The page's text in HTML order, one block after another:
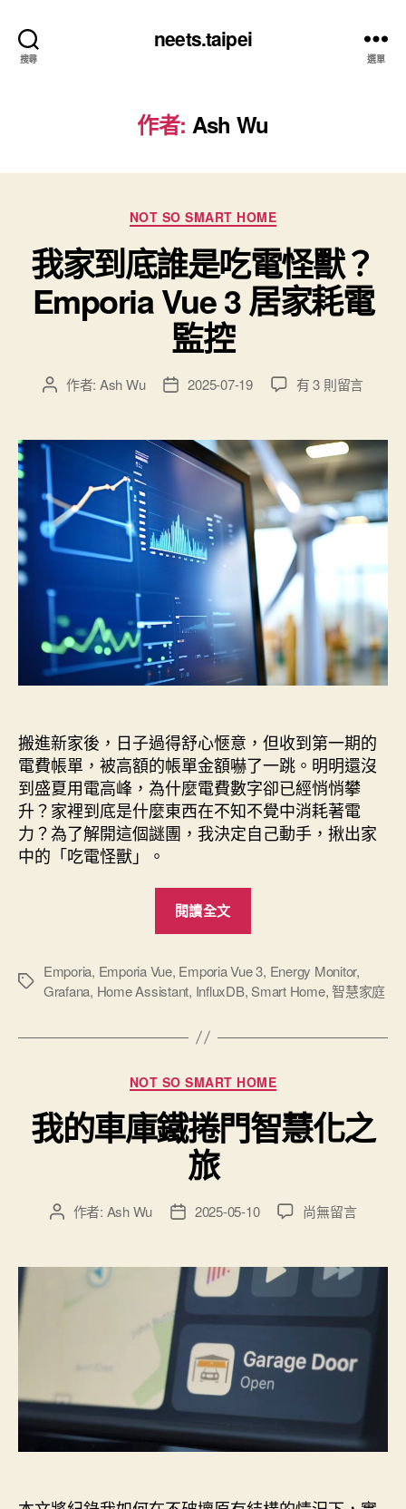
搜尋
neets.taipei
選單
作者: Ash Wu
分
類
NOT SO SMART HOME
我家到底誰是吃電怪獸？
Emporia Vue 3 居家耗電
監控
文
者
作者: Ash Wu
文
佈
日
2025-07-19
在
到
底
誰
是
吃
電
怪
獸？
Emporia
Vue
居
家
監
控〉
中
有 3 則留言
搬進新家後，日子過得舒心愜意，但收到第一期的
電費帳單，被高額的帳單金額嚇了一跳。明明還沒
到盛夏用電高峰，為什麼電費數字卻已經悄悄攀
升？家裡到底是什麼東西在不知不覺中消耗著電
力？為了解開這個謎團，我決定自己動手，揪出家
中的「吃電怪獸」。
閱讀全文
底
誰
吃
怪
獸？
Emporia
居
耗
電
監
標
Emporia, Emporia Vue, Emporia Vue 3, Energy Monitor,
Grafana, Home Assistant, InfluxDB,Smart Home,智慧家庭
分
類
NOT SO SMART HOME
我的車庫鐵捲門智慧化之
旅
文
者
作者: Ash Wu
文
佈
日
期
2025-05-10
在
車
門
智
旅〉
尚無留言